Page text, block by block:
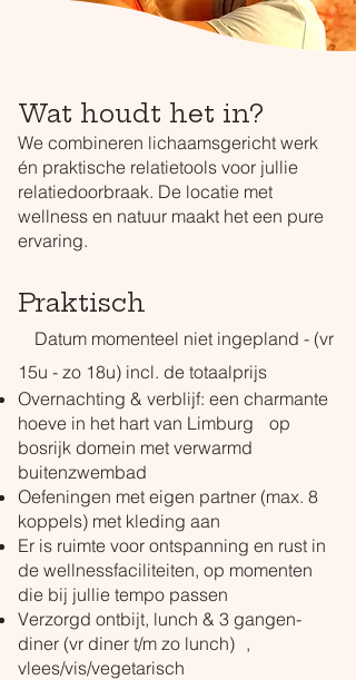
Wat houdt het in?
We combineren lichaamsgericht werk
én praktische relatietools voor jullie
relatiedoorbraak. De locatie met
wellness en natuur maakt het een pure
ervaring.
Praktisch
Datum momenteel niet ingepland - (vr
15u - zo 18u) incl. de totaalprijs
Overnachting & verblijf: een charmante
hoeve in het hart van Limburg op
bosrijk domein met verwarmd
buitenzwembad
Oefeningen met eigen partner (max. 8
koppels) met kleding aan
Er is ruimte voor ontspanning en rust in
de wellnessfaciliteiten, op momenten
die bij jullie tempo passen
Verzorgd ontbijt, lunch & 3 gangen-
diner (vr diner t/m zo lunch) ,
vlees/vis/vegetarisch